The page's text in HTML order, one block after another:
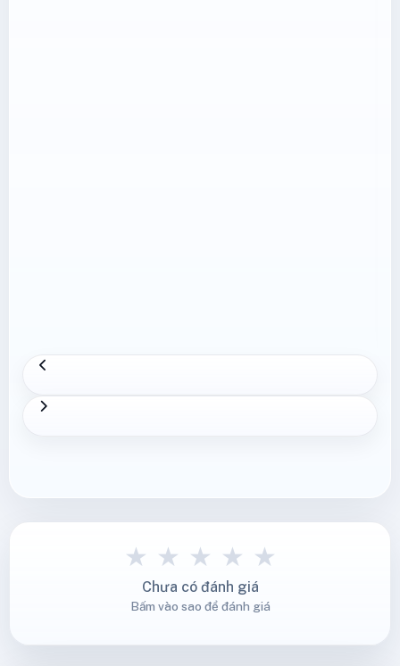
★ ★ ★ ★ ★
Chưa có đánh giá
Bấm vào sao để đánh giá